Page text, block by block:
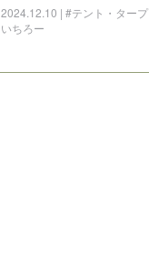
2024.12.10 | #テント・タープ
いちろー